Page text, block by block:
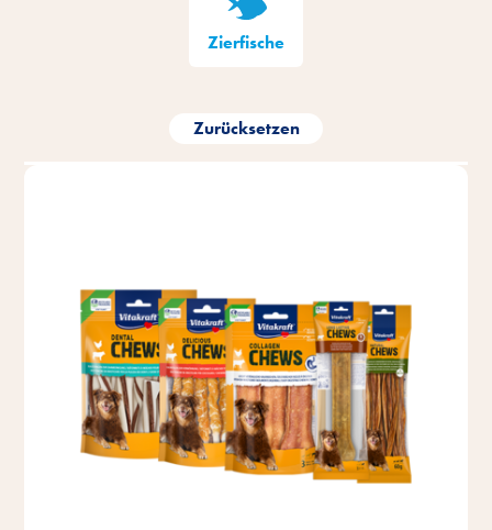
Zierfische
Zurücksetzen